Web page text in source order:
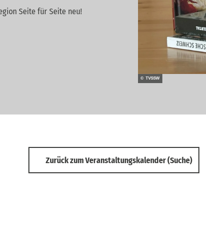
Seite für Seite neu!
© TVSSW
Zurück zum Veranstaltungskalender (Suche)